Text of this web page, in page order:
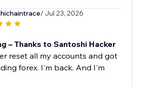
/ Jul 23, 2026
– Thanks to Santoshi Hacker
reset all my accounts and got
forex. I'm back. And I'm